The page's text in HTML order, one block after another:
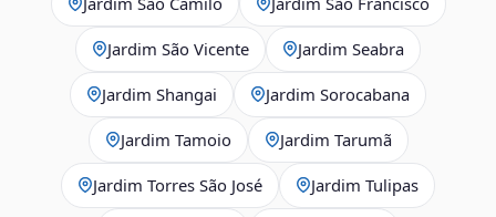
Jardim São Vicente Jardim Seabra
Jardim Shangai Jardim Sorocabana
Jardim Tamoio Jardim Tarumã
Jardim Torres São José Jardim Tulipas